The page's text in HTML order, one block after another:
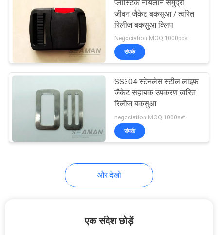
प्लास्टिक नायलॉन समुद्री
जीवन जैकेट बकसुआ / त्वरित
रिलीज बकसुआ क्लिप
Negociation MOQ:1000pcs
संपर्क
SS304 स्टेनलेस स्टील लाइफ
जैकेट सहायक उपकरण त्वरित
रिलीज बकसुआ
negociation MOQ:1000set
संपर्क
और देखो
एक संदेश छोड़ें